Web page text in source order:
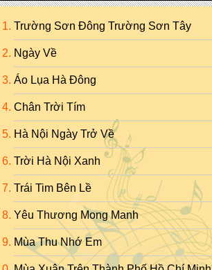
Trường Sơn Đông Trường Sơn Tây
Ngày Về
Áo Lụa Hà Đông
Chân Trời Tím
Hà Nội Ngày Trở Về
Trời Hà Nội Xanh
Trái Tim Bên Lề
Yêu Thương Mong Manh
Mùa Thu Nhớ Em